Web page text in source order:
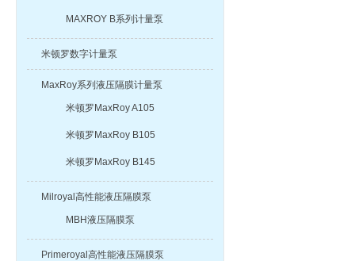
MAXROY B系列计量泵
米顿罗数字计量泵
MaxRoy系列液压隔膜计量泵
米顿罗MaxRoy A105
米顿罗MaxRoy B105
米顿罗MaxRoy B145
Milroyal高性能液压隔膜泵
MBH液压隔膜泵
Primeroyal高性能液压隔膜泵